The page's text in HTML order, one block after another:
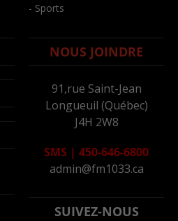
- Sports
NOUS JOINDRE
91,rue Saint-Jean
Longueuil (Québec)
J4H 2W8
SMS | 450-646-6800
admin@fm1033.ca
SUIVEZ-NOUS